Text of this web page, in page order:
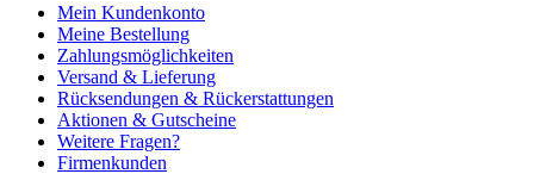
Mein Kundenkonto
Meine Bestellung
Zahlungsmöglichkeiten
Versand & Lieferung
Rücksendungen & Rückerstattungen
Aktionen & Gutscheine
Weitere Fragen?
Firmenkunden